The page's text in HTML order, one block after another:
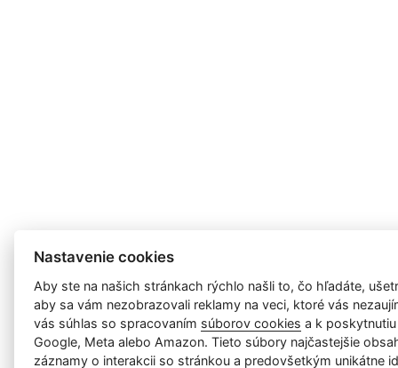
Nastavenie cookies
Aby ste na našich stránkach rýchlo našli to, čo hľadáte,
aby sa vám nezobrazovali reklamy na veci, ktoré vás
vás súhlas so spracovaním súborov cookies a k
Google, Meta alebo Amazon. Tieto súbory najčastejšie
záznamy o interakcii so stránkou a predovšetkým unikátne